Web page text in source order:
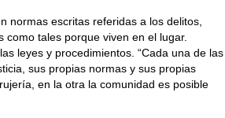
normas escritas referidas a los delitos,
como tales porque viven en el lugar.
leyes y procedimientos. “Cada una de las
sus propias normas y sus propias
en la otra la comunidad es posible